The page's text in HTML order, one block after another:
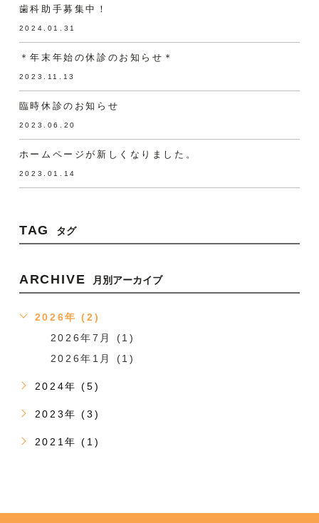
歯科助手募集中！
2024.01.31
＊年末年始の休診のお知らせ＊
2023.11.13
臨時休診のお知らせ
2023.06.20
ホームページが新しくなりました。
2023.01.14
TAG タグ
ARCHIVE 月別アーカイブ
2026年 (2)
2026年7月 (1)
2026年1月 (1)
2024年 (5)
2023年 (3)
2021年 (1)